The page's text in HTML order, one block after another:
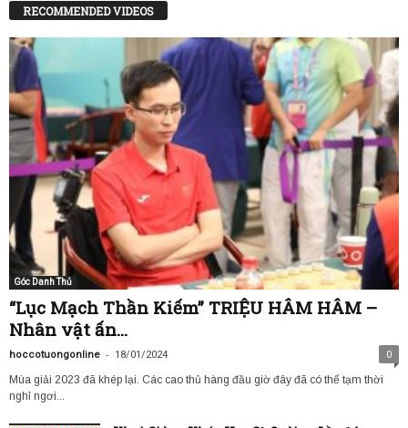
RECOMMENDED VIDEOS
Góc Danh Thủ
“Lục Mạch Thần Kiếm” TRIỆU HÂM HÂM –
Nhân vật ấn...
hoccotuongonline - 18/01/2024 0
Mùa giải 2023 đã khép lại. Các cao thủ hàng đầu giờ đây đã có thể tạm thời
nghỉ ngơi...